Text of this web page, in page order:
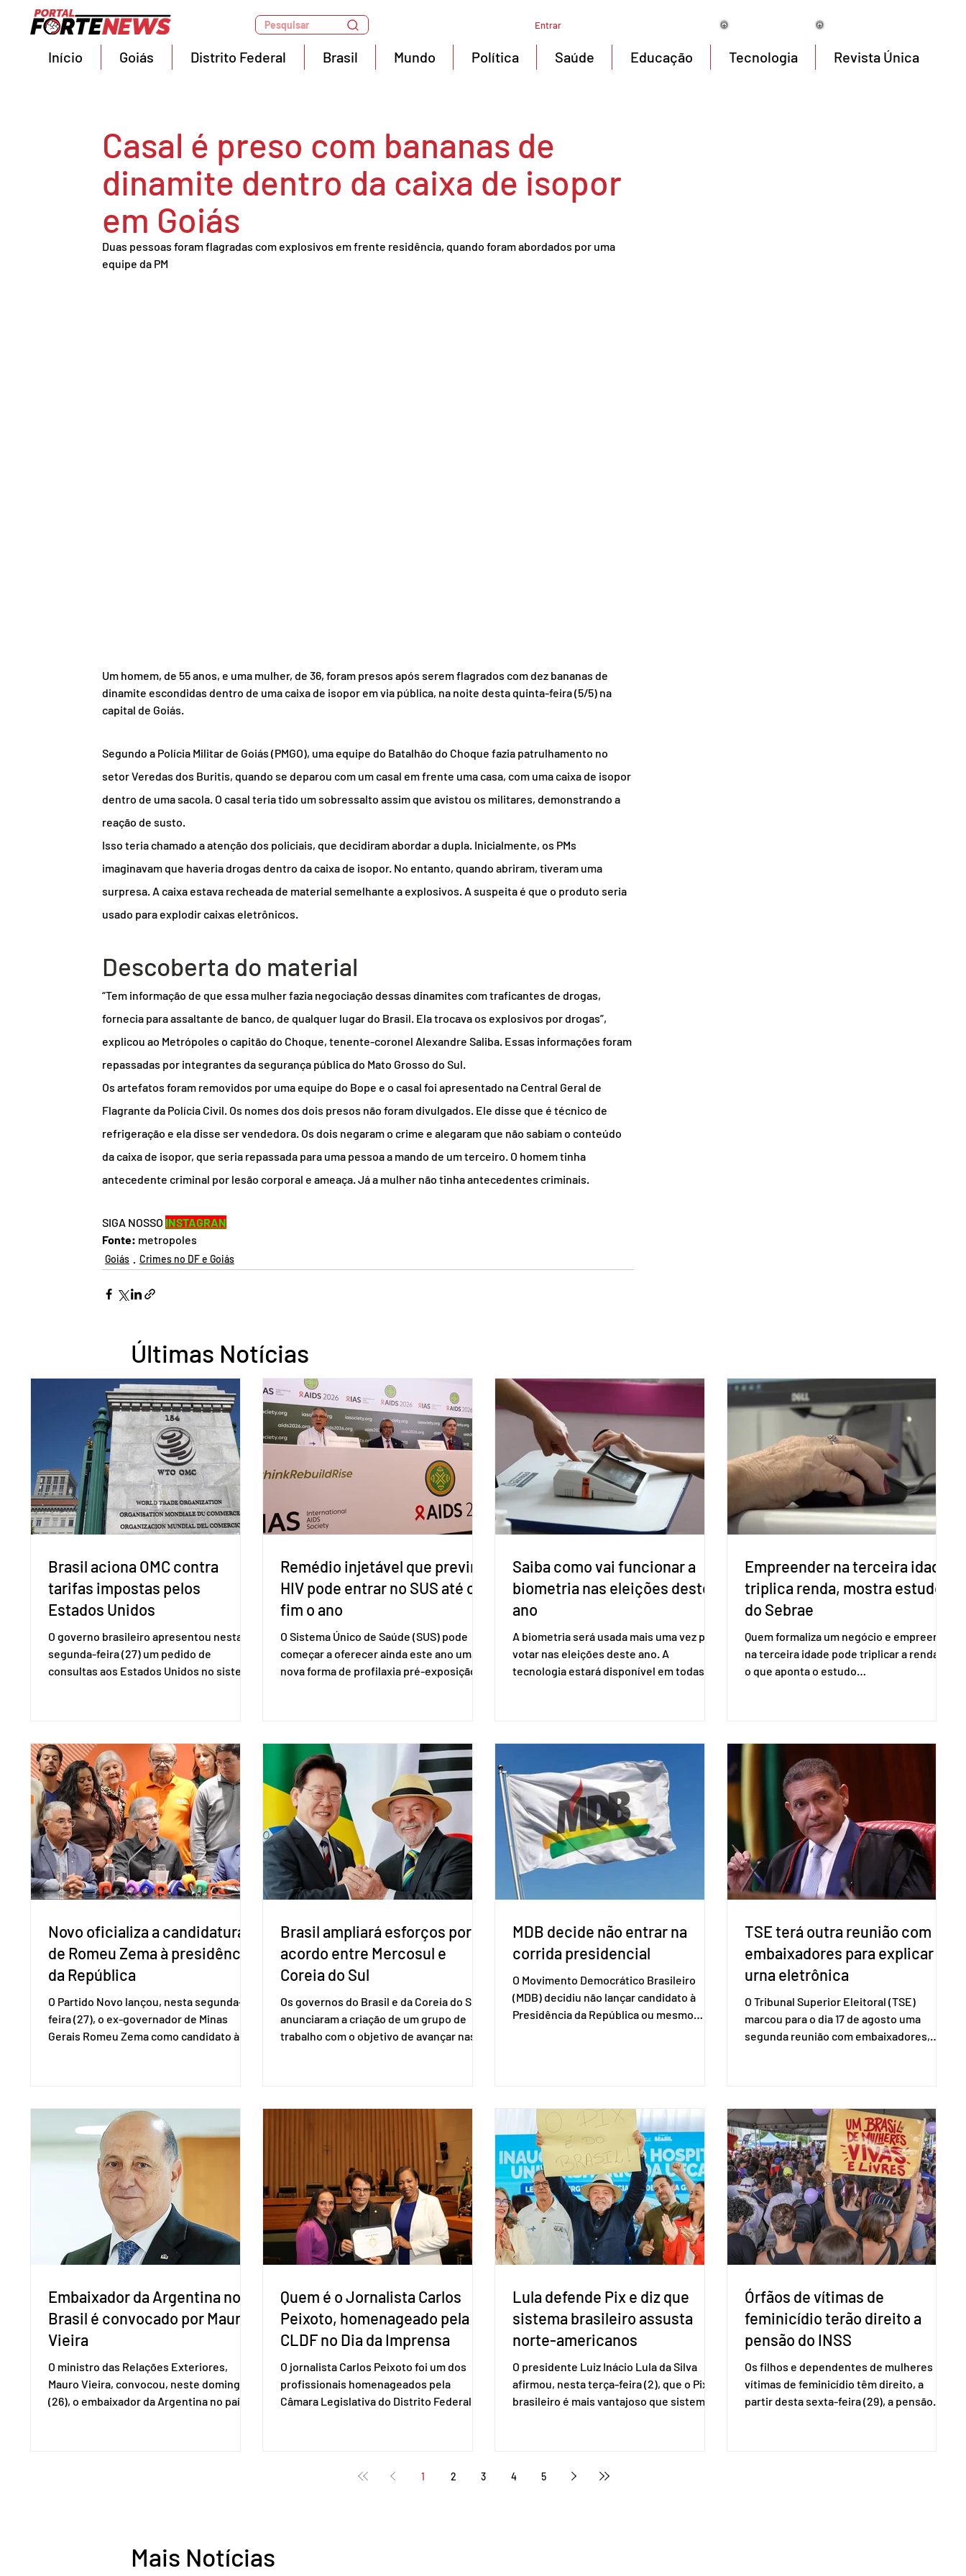
Pesquisar Entrar
Início
Goiás Distrito Federal Brasil Mundo Política Saúde Educação Tecnologia Revista Única
Casal é preso com bananas de
dinamite dentro da caixa de isopor
em Goiás
Duas pessoas foram flagradas com explosivos em frente residência, quando foram abordados por uma
equipe da PM
Um homem, de 55 anos, e uma mulher, de 36, foram presos após serem flagrados com dez bananas de
dinamite escondidas dentro de uma caixa de isopor em via pública, na noite desta quinta-feira (5/5) na
capital de Goiás.
Segundo a Polícia Militar de Goiás (PMGO), uma equipe do Batalhão do Choque fazia patrulhamento no
setor Veredas dos Buritis, quando se deparou com um casal em frente uma casa, com uma caixa de isopor
dentro de uma sacola. O casal teria tido um sobressalto assim que avistou os militares, demonstrando a
reação de susto.
Isso teria chamado a atenção dos policiais, que decidiram abordar a dupla. Inicialmente, os PMs
imaginavam que haveria drogas dentro da caixa de isopor. No entanto, quando abriram, tiveram uma
surpresa. A caixa estava recheada de material semelhante a explosivos. A suspeita é que o produto seria
usado para explodir caixas eletrônicos.
Descoberta do material
“Tem informação de que essa mulher fazia negociação dessas dinamites com traficantes de drogas,
fornecia para assaltante de banco, de qualquer lugar do Brasil. Ela trocava os explosivos por drogas”,
explicou ao Metrópoles o capitão do Choque, tenente-coronel Alexandre Saliba. Essas informações foram
repassadas por integrantes da segurança pública do Mato Grosso do Sul.
Os artefatos foram removidos por uma equipe do Bope e o casal foi apresentado na Central Geral de
Flagrante da Polícia Civil. Os nomes dos dois presos não foram divulgados. Ele disse que é técnico de
refrigeração e ela disse ser vendedora. Os dois negaram o crime e alegaram que não sabiam o conteúdo
da caixa de isopor, que seria repassada para uma pessoa a mando de um terceiro. O homem tinha
antecedente criminal por lesão corporal e ameaça. Já a mulher não tinha antecedentes criminais.
SIGA NOSSO INSTAGRAN
Fonte: metropoles
Goiás Crimes no DF e Goiás
Últimas Notícias
Brasil aciona OMC contra
tarifas impostas pelos
Estados Unidos
O governo brasileiro apresentou nesta
segunda-feira (27) um pedido de
consultas aos Estados Unidos no sistema
base na Seção 301 da Lei de Comércio de
1974. Segundo nota divulgada pelo
Ministério das Relações Exteriores, o
Brasil considera que as tarifas são
injustificadas e incompatíveis com as
obrigações assumidas pelos Estados
Unid
Remédio injetável que previne
HIV pode entrar no SUS até o
fim o ano
O Sistema Único de Saúde (SUS) pode
começar a oferecer ainda este ano uma
nova forma de profilaxia pré-exposição
e pode ser tomado a cada dois meses. O
pedido de inclusão vai ser encaminhado
pelo Ministério da Saúde à Comissão
Nacional de Incorporação de Novas
Tecnologias no SUS (Conitec) na semana
que vem. A Conitec é um colegiado
Saiba como vai funcionar a
biometria nas eleições deste
ano
A biometria será usada mais uma vez para
votar nas eleições deste ano. A
tecnologia estará disponível em todas as
Se o título estiver regular, o eleitor pode
votar mesmo sem ter realizado esse
cadastro. Neste caso, será exigido o
documento de identificação para acesso
à urna eletrônica. Se a urna eletrônica
não reconh
Empreender na terceira idade
triplica renda, mostra estudo
do Sebrae
Quem formaliza um negócio e empreende
na terceira idade pode triplicar a renda. É
o que aponta o estudo
Empresas (Sebrae), realizado a partir de
dados do Instituto Brasileiro de
Geografia e Estatística (IBGE). O estudo
do Sebrae mostra que, no quarto
trimestre de 2025, os empreendedores
60+ formalizados atingiram o maior
rendime
Novo oficializa a candidatura
de Romeu Zema à presidência
da República
O Partido Novo lançou, nesta segunda-
feira (27), o ex-governador de Minas
Gerais Romeu Zema como candidato à
vice-presidente. A convenção contou
com a presença do presidente nacional
do partido, Eduardo Ribeiro, e do senador
Eduardo Girão, filiado ao Novo desde
fevereiro de 2023. Formado em
administração de empresas pela Fundaç
Brasil ampliará esforços por
acordo entre Mercosul e
Coreia do Sul
Os governos do Brasil e da Coreia do Sul
anunciaram a criação de um grupo de
trabalho com o objetivo de avançar nas
“Decidimos criar um grupo de trabalho
que vai identificar sensibilidades dos
dois lados e evitar que elas sejam um
empecilho para a retomada das
negociações de um acordo do Mercosul
com a Coreia”, disse o presiden
MDB decide não entrar na
corrida presidencial
O Movimento Democrático Brasileiro
(MDB) decidiu não lançar candidato à
Presidência da República ou mesmo
formação de alianças no âmbito local. A
ideia, segundo o partido, é focar na
eleição de governadores e deputados
estaduais, além de fortalecer a bancada
no Congresso Nacional, com senad
TSE terá outra reunião com
embaixadores para explicar
urna eletrônica
O Tribunal Superior Eleitoral (TSE)
marcou para o dia 17 de agosto uma
segunda reunião com embaixadores,
sistema eleitoral do país. Segundo o
tribunal, o encontro ocorrerá na sede do
TSE e dará continuidade às ações de
transparência voltadas à comunidade
internacional. Nela, o presidente da
Corte, ministro Kássio Nunes Marques,
voltará a explic
Embaixador da Argentina no
Brasil é convocado por Mauro
Vieira
O ministro das Relações Exteriores,
Mauro Vieira, convocou, neste domingo
(26), o embaixador da Argentina no país,
Estado, às instituições democráticas,
Quem é o Jornalista Carlos
Peixoto, homenageado pela
CLDF no Dia da Imprensa
O jornalista Carlos Peixoto foi um dos
profissionais homenageados pela
Câmara Legislativa do Distrito Federal
deputada distrital Dra. Jane Klébia,
Lula defende Pix e diz que
sistema brasileiro assusta
norte-americanos
O presidente Luiz Inácio Lula da Silva
afirmou, nesta terça-feira (2), que o Pix
brasileiro é mais vantajoso que sistemas
Lula destacou as vantagens da
Órfãos de vítimas de
feminicídio terão direito a
pensão do INSS
Os filhos e dependentes de mulheres
vítimas de feminicídio têm direito, a
partir desta sexta-feira (29), a pensão
1 2 3 4 5
Mais Notícias